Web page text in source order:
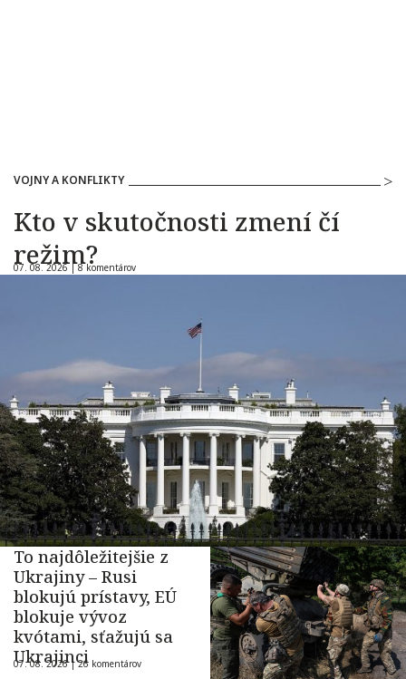
VOJNY A KONFLIKTY
Kto v skutočnosti zmení čí
režim?
07. 08. 2026 |8 komentárov
To najdôležitejšie z
Ukrajiny – Rusi
blokujú prístavy, EÚ
blokuje vývoz
kvótami, sťažujú sa
Ukrajinci
07. 08. 2026 |26 komentárov